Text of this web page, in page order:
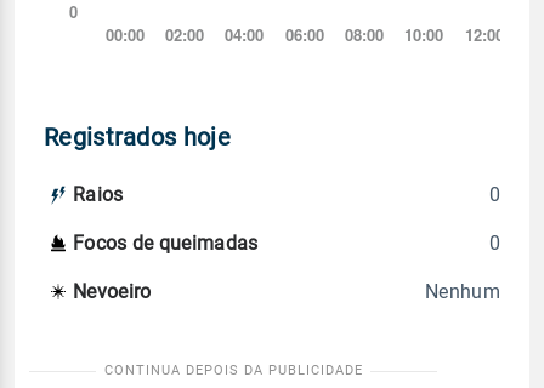
Registrados hoje
Raios 0
Focos de queimadas 0
Nevoeiro Nenhum